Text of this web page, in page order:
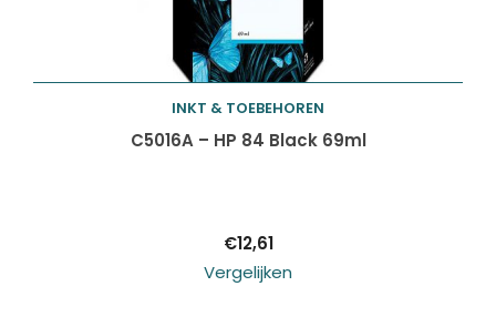
Toevoegen aan
INKT & TOEBEHOREN
C5016A – HP 84 Black 69ml
€12,61
Vergelijken